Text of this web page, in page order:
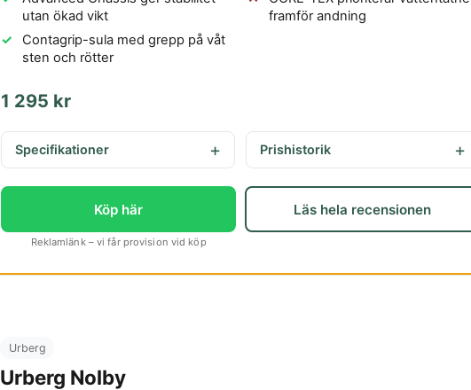
utan ökad vikt
Contagrip-sula med grepp på våt
sten och rötter
framför andning
1 295 kr
Specifikationer Prishistorik
Köp här
Reklamlänk – vi får provision vid köp
Läs hela recensionen
Urberg
Urberg Nolby